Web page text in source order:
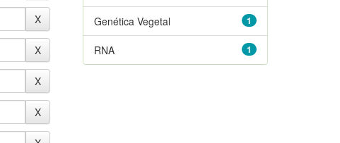
1
Genética Vegetal
1
RNA